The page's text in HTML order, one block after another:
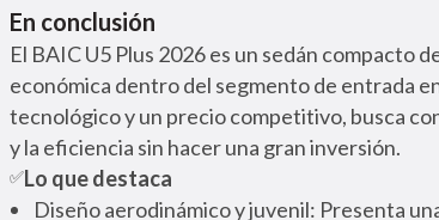
En conclusión
El BAIC U5 Plus 2026 es un sedán compacto
económica dentro del segmento de entrada
tecnológico y un precio competitivo, busca
y la eficiencia sin hacer una gran inversión.
✅Lo que destaca
Diseño aerodinámico y juvenil: Presenta